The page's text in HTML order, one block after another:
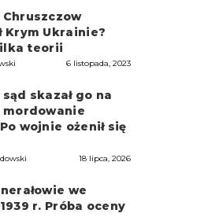
Krym Ukrainie?
teorii
6 listopada, 2023
skazał go na
mordowanie
wojnie ożenił się
18 lipca, 2026
we
r. Próba oceny